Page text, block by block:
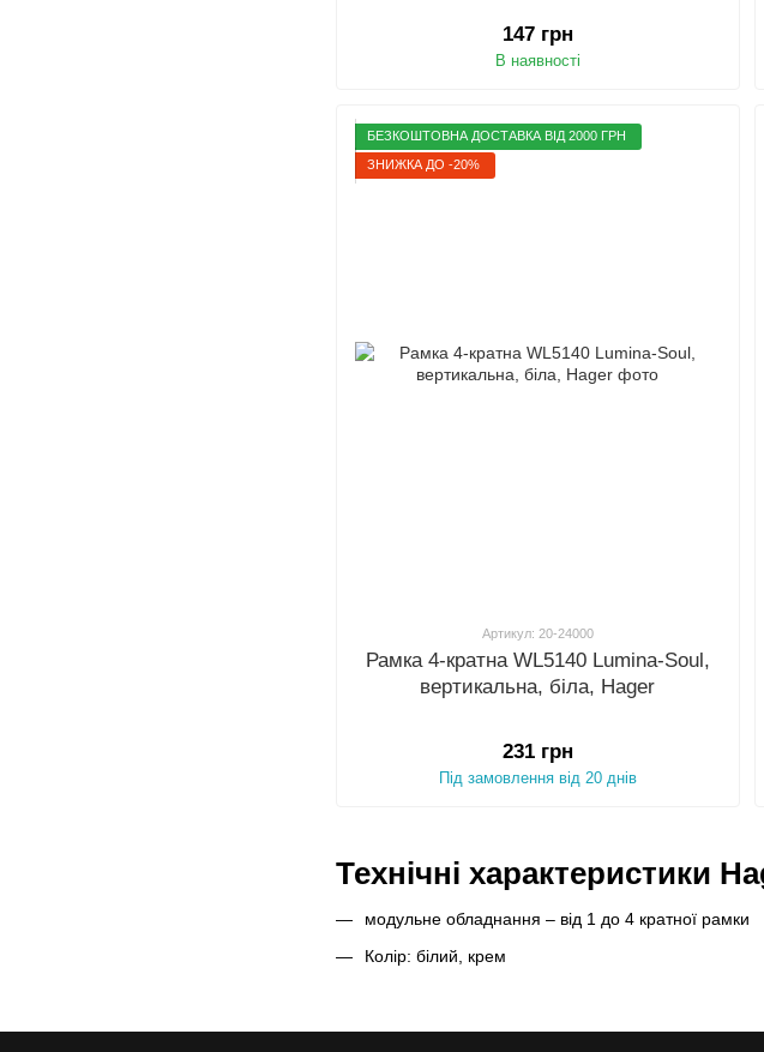
Технічні характеристики
модульне обладнання – від 1 до 4 кратної рамки
Колір: білий, крем
147 грн
В наявності
БЕЗКОШТОВНА ДОСТАВКА ВІД 2000 ГРН
ЗНИЖКА ДО -20%
Артикул: 20-24000
Рамка 4-кратна WL5140 Lumina-Soul,
вертикальна, біла, Hager
231 грн
Під замовлення від 20 днів